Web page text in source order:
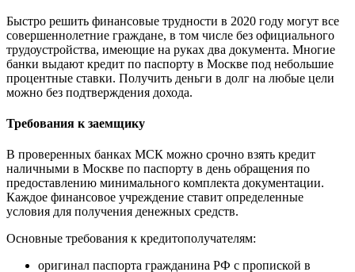
Быстро решить финансовые трудности в 2020 году могут все
совершеннолетние граждане, в том числе без официального
трудоустройства, имеющие на руках два документа. Многие
банки выдают кредит по паспорту в Москве под небольшие
процентные ставки. Получить деньги в долг на любые цели
можно без подтверждения дохода.
Требования к заемщику
В проверенных банках МСК можно срочно взять кредит
наличными в Москве по паспорту в день обращения по
предоставлению минимального комплекта документации.
Каждое финансовое учреждение ставит определенные
условия для получения денежных средств.
Основные требования к кредитополучателям:
оригинал паспорта гражданина РФ с пропиской в